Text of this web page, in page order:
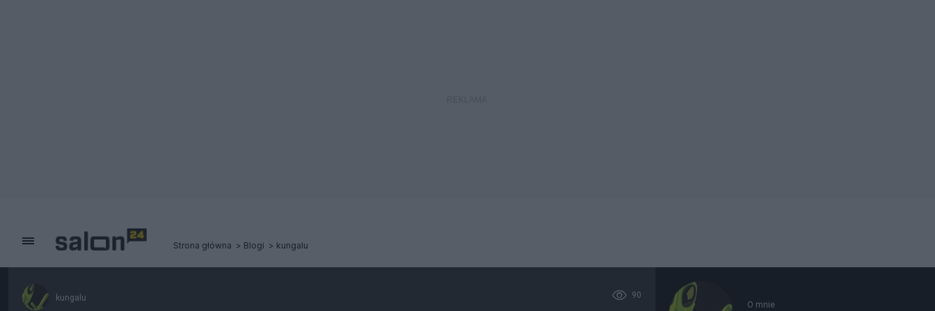
Strona główna Blogi kungalu
kungalu 90
O mnie